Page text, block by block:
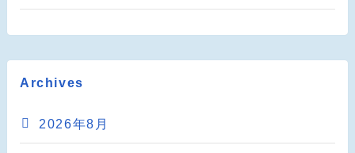
Archives
2026年8月